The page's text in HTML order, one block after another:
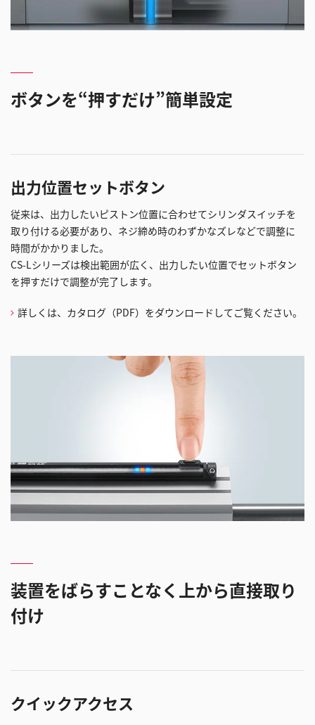
ボタンを“押すだけ”簡単設定
出力位置セットボタン
従来は、出力したいピストン位置に合わせてシリンダスイッチを
取り付ける必要があり、ネジ締め時のわずかなズレなどで調整に
時間がかかりました。
CS-Lシリーズは検出範囲が広く、出力したい位置でセットボタン
を押すだけで調整が完了します。
詳しくは、カタログ（PDF）をダウンロードしてご覧ください。
装置をばらすことなく上から直接取り
付け
クイックアクセス